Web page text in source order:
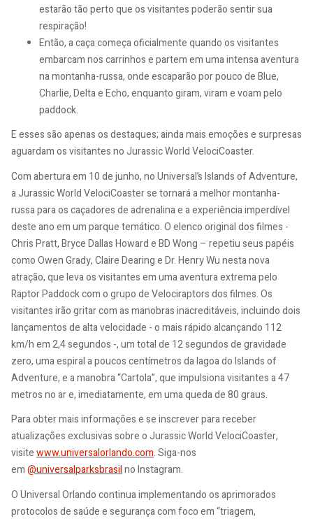
estarão tão perto que os visitantes poderão sentir sua
respiração!
Então, a caça começa oficialmente quando os visitantes
embarcam nos carrinhos e partem em uma intensa aventura
na montanha-russa, onde escaparão por pouco de Blue,
Charlie, Delta e Echo, enquanto giram, viram e voam pelo
paddock.
E esses são apenas os destaques; ainda mais emoções e surpresas
aguardam os visitantes no Jurassic World VelociCoaster.
Com abertura em 10 de junho, no Universal’s Islands of Adventure,
a Jurassic World VelociCoaster se tornará a melhor montanha-
russa para os caçadores de adrenalina e a experiência imperdível
deste ano em um parque temático. O elenco original dos filmes -
Chris Pratt, Bryce Dallas Howard e BD Wong – repetiu seus papéis
como Owen Grady, Claire Dearing e Dr. Henry Wu nesta nova
atração, que leva os visitantes em uma aventura extrema pelo
Raptor Paddock com o grupo de Velociraptors dos filmes. Os
visitantes irão gritar com as manobras inacreditáveis, incluindo dois
lançamentos de alta velocidade - o mais rápido alcançando 112
km/h em 2,4 segundos -, um total de 12 segundos de gravidade
zero, uma espiral a poucos centímetros da lagoa do Islands of
Adventure, e a manobra “Cartola”, que impulsiona visitantes a 47
metros no ar e, imediatamente, em uma queda de 80 graus.
Para obter mais informações e se inscrever para receber
atualizações exclusivas sobre o Jurassic World VelociCoaster,
visitewww.universalorlando.com. Siga-nos
em@universalparksbrasilno Instagram.
O Universal Orlando continua implementando os aprimorados
protocolos de saúde e segurança com foco em “triagem,